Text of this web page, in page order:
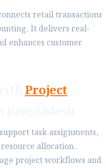
retail transactions
It delivers real-
enhances customer
Project
task assignments,
allocation.
project workflows and